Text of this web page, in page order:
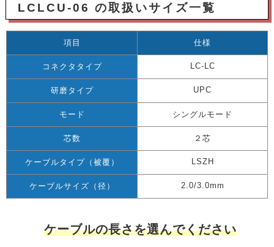
LCLCU-06 の取扱いサイズ一覧
項目 仕様
コネクタタイプ LC-LC
研磨タイプ UPC
モード シングルモード
芯数 ２芯
ケーブルタイプ（被覆） LSZH
ケーブルサイズ（径） 2.0/3.0mm
ケーブルの長さを選んでください